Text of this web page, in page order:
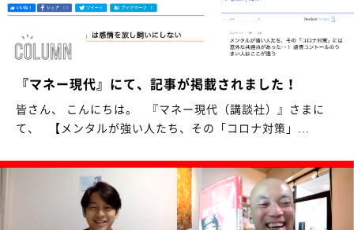
『マネー現代』にて、記事が掲載されました！
皆さん、 こんにちは。 『マネー現代（講談社）』さまに
て、 【メンタルが強い人たち、その「コロナ対策」...